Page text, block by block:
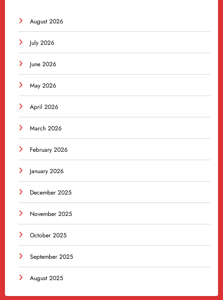
August 2026
July 2026
June 2026
May 2026
April 2026
March 2026
February 2026
January 2026
December 2025
November 2025
October 2025
September 2025
August 2025